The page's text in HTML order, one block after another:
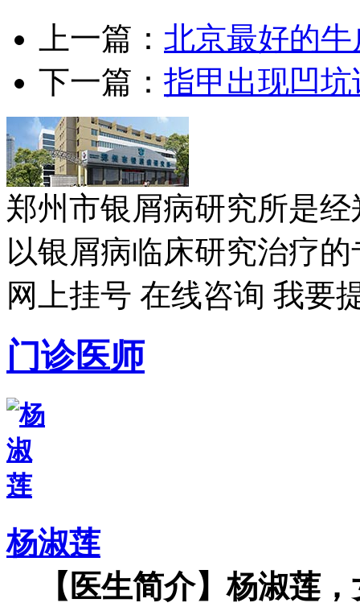
上一篇： 北京最好的
下一篇： 指甲出现凹
郑州市银屑病研究所是
以银屑病临床研究治疗
网上挂号 在线咨询 我要
门诊医师
杨淑莲
【医生简介】杨淑莲